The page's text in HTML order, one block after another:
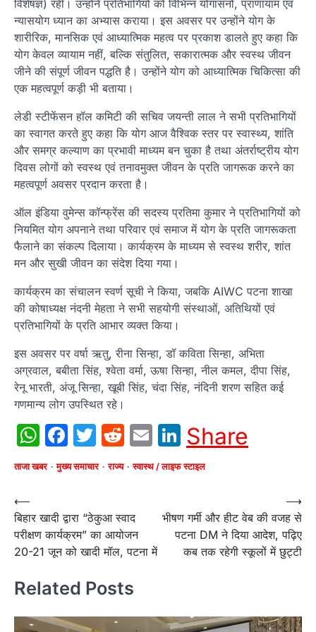
विशेषज्ञ) रहीं। उन्होंने प्रतिभागियों को विभिन्न योगासनों, प्राणायाम एवं
न्यासयोग ध्यान का अभ्यास कराया। इस अवसर पर उन्होंने योग के
शारीरिक, मानसिक एवं आध्यात्मिक महत्व पर प्रकाश डालते हुए कहा कि
योग केवल व्यायाम नहीं, बल्कि संतुलित, सकारात्मक और स्वस्थ जीवन
जीने की संपूर्ण जीवन पद्धति है। उन्होंने योग को आध्यात्मिक चिकित्सा की
एक महत्वपूर्ण कड़ी भी बताया।
लेडी स्टीफेंसन हॉल कमिटी की सचिव जयन्ती लाल ने सभी प्रतिभागियों
का स्वागत करते हुए कहा कि योग आज वैश्विक स्तर पर स्वास्थ्य, शांति
और समग्र कल्याण का प्रभावी माध्यम बन चुका है तथा अंतर्राष्ट्रीय योग
दिवस लोगों को स्वस्थ एवं तनावमुक्त जीवन के प्रति जागरूक करने का
महत्वपूर्ण अवसर प्रदान करता है।
ऑल इंडिया वुमेन्स कॉन्फ्रेंस की सदस्य प्रतिमा कुमार ने प्रतिभागियों को
नियमित योग अपनाने तथा परिवार एवं समाज में योग के प्रति जागरूकता
फैलाने का संकल्प दिलाया। कार्यक्रम के माध्यम से स्वस्थ शरीर, शांत
मन और सुखी जीवन का संदेश दिया गया।
कार्यक्रम का संचालन स्वर्ण सूची ने किया, जबकि AIWC पटना शाखा
की कोषाध्यक्ष नंदनी मेहता ने सभी सहयोगी संस्थाओं, अतिथियों एवं
प्रतिभागियों के प्रति आभार व्यक्त किया।
इस अवसर पर वर्षा ऋतु, रीना सिन्हा, डॉ कविता सिन्हा, अभिता
अग्रवाल, बबीता सिंह, श्वेता वर्मा, ऊषा सिन्हा, नील कमल, दीपा सिंह,
रेनू भारती, अंजू सिन्हा, खूबी सिंह, चंदा सिंह, नंदिनी शरण सहित कई
गणमान्य लोग उपस्थित रहे।
WhatsApp
Facebook
Twitter
Reddit
EmailLinkedIn
Share
ताजा खबर मुख्य समाचार राज्य स्वास्थ / लाइफ स्टाइल
Post
navigation
⟵
बिहार खादी द्वारा “ठेकुआ स्वाद
परीक्षण कार्यक्रम” का आयोजन
20-21 जून को खादी मॉल, पटना में
भीषण गर्मी और हीट वेब की वजह से
पटना DM ने दिया आदेश, पढ़िए
कब तक रहेगी स्कूलों में छुट्टी
⟶
Related Posts